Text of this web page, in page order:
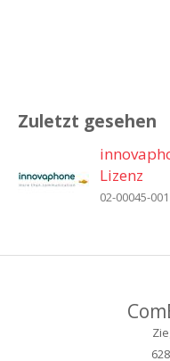
Zuletzt gesehen
Lizenz
02-00045-001